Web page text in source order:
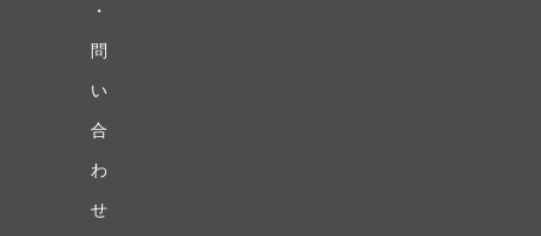
・
問
い
合
わ
せ